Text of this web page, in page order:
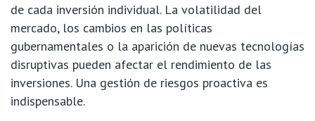
de cada inversión individual. La volatilidad del
mercado, los cambios en las políticas
gubernamentales o la aparición de nuevas tecnologías
disruptivas pueden afectar el rendimiento de las
inversiones. Una gestión de riesgos proactiva es
indispensable.